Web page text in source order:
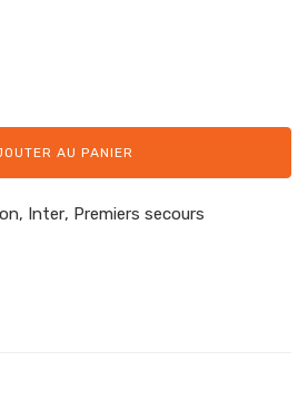
AU PANIER
, Inter, Premiers secours